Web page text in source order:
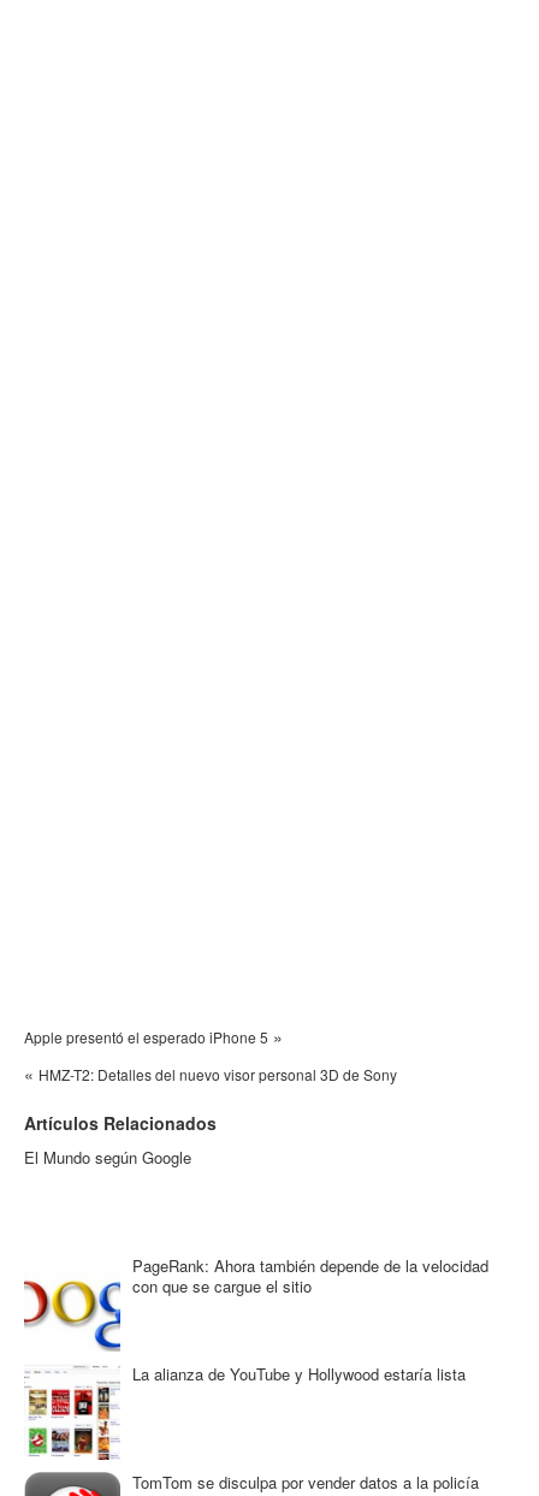
Apple presentó el esperado iPhone 5 »
« HMZ-T2: Detalles del nuevo visor personal 3D de Sony
Artículos Relacionados
El Mundo según Google
PageRank: Ahora también depende de la velocidad
con que se cargue el sitio
La alianza de YouTube y Hollywood estaría lista
TomTom se disculpa por vender datos a la policía